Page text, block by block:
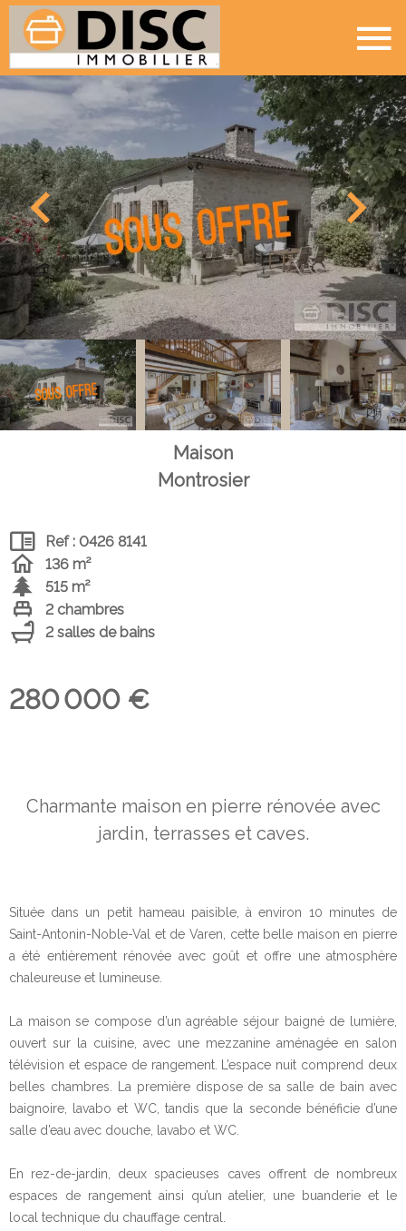
Maison
Montrosier
Ref : 0426 8141
136 m²
515 m²
2 chambres
2 salles de bains
280 000 €
Charmante maison en pierre rénovée avec
jardin, terrasses et caves.
Située dans un petit hameau paisible, à environ 10 minutes de
Saint-Antonin-Noble-Val et de Varen, cette belle maison en pierre
a été entièrement rénovée avec goût et offre une atmosphère
chaleureuse et lumineuse.
La maison se compose d’un agréable séjour baigné de lumière,
ouvert sur la cuisine, avec une mezzanine aménagée en salon
télévision et espace de rangement. L’espace nuit comprend deux
belles chambres. La première dispose de sa salle de bain avec
baignoire, lavabo et WC, tandis que la seconde bénéficie d’une
salle d’eau avec douche, lavabo et WC.
En rez-de-jardin, deux spacieuses caves offrent de nombreux
espaces de rangement ainsi qu’un atelier, une buanderie et le
local technique du chauffage central.